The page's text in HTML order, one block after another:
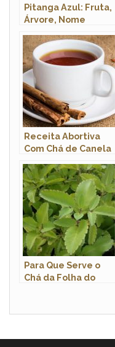
Pitanga Azul: Fruta,
Árvore, Nome
Receita Abortiva
Com Chá de Canela
Fazer?
Para Que Serve o
Chá da Folha do